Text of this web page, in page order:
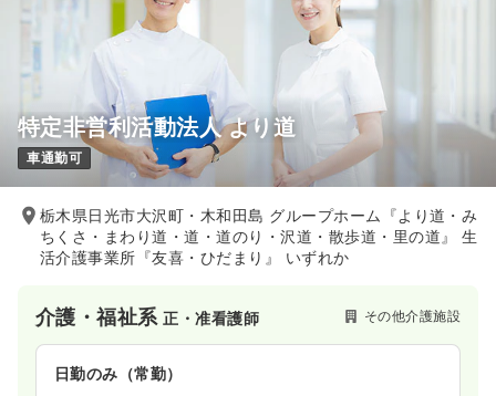
特定非営利活動法人 より道
車通勤可
栃木県日光市大沢町・木和田島 グループホーム『より道・み
ちくさ・まわり道・道・道のり・沢道・散歩道・里の道』 生
活介護事業所『友喜・ひだまり』 いずれか
介護・福祉系正・准看護師 その他介護施設
日勤のみ（常勤）